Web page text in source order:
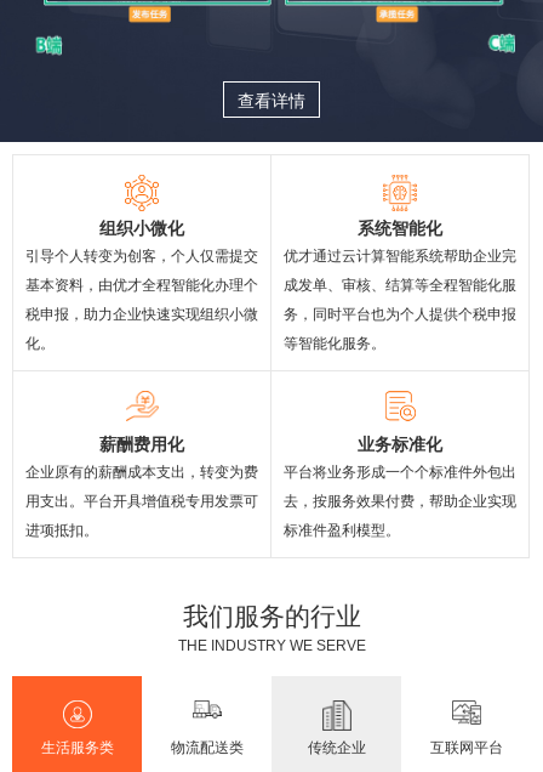
查看详情
组织小微化
引导个人转变为创客，个人仅需提交
基本资料，由优才全程智能化办理个
税申报，助力企业快速实现组织小微
化。
系统智能化
优才通过云计算智能系统帮助企业完
成发单、审核、结算等全程智能化服
务，同时平台也为个人提供个税申报
等智能化服务。
薪酬费用化
企业原有的薪酬成本支出，转变为费
用支出。平台开具增值税专用发票可
进项抵扣。
业务标准化
平台将业务形成一个个标准件外包出
去，按服务效果付费，帮助企业实现
标准件盈利模型。
我们服务的行业
THE INDUSTRY WE SERVE
生活服务类 物流配送类 传统企业 互联网平台